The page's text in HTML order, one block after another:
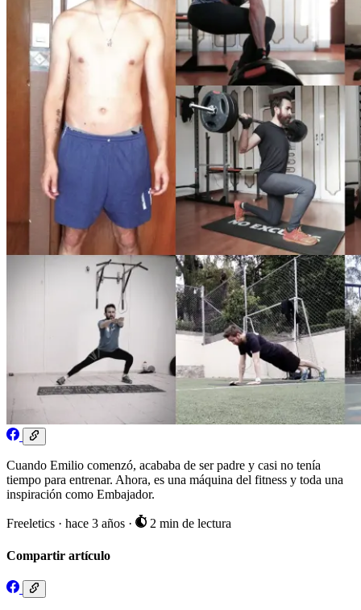
Cuando Emilio comenzó, acababa de ser padre y casi no tenía
tiempo para entrenar. Ahora, es una máquina del fitness y toda una
inspiración como Embajador.
Freeletics · hace 3 años · 2 min de lectura
Compartir artículo